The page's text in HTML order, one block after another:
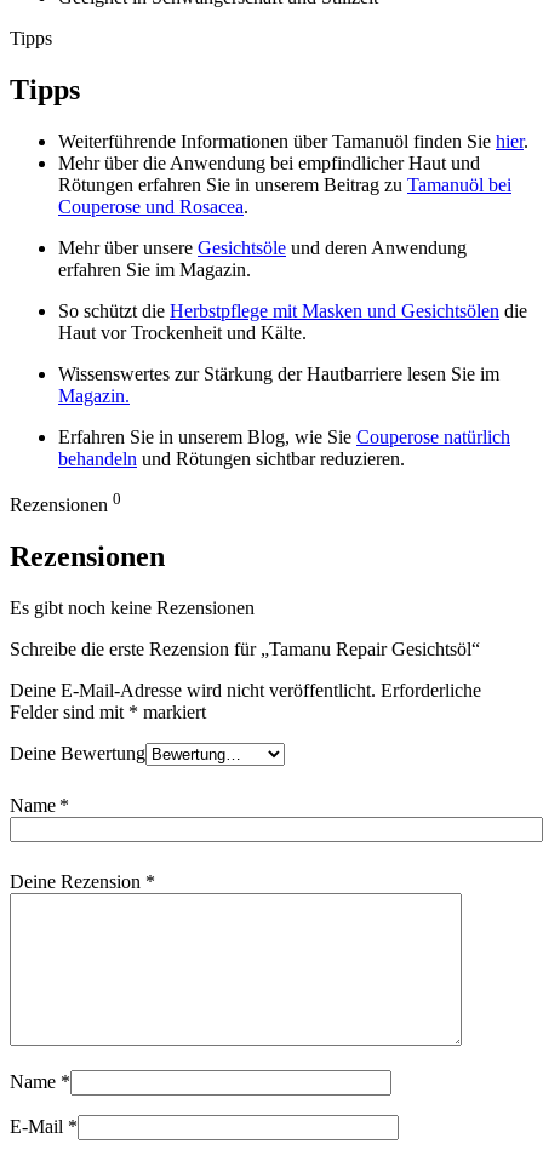
Tipps
Tipps
Weiterführende Informationen über Tamanuöl finden Sie hier.
Mehr über die Anwendung bei empfindlicher Haut und
Rötungen erfahren Sie in unserem Beitrag zu Tamanuöl bei
Couperose und Rosacea.
Mehr über unsere Gesichtsöle und deren Anwendung
erfahren Sie im Magazin.
So schützt die Herbstpflege mit Masken und Gesichtsölen die
Haut vor Trockenheit und Kälte.
Wissenswertes zur Stärkung der Hautbarriere lesen Sie im
Magazin.
Erfahren Sie in unserem Blog, wie Sie Couperose natürlich
behandeln und Rötungen sichtbar reduzieren.
Rezensionen 0
Rezensionen
Es gibt noch keine Rezensionen
Schreibe die erste Rezension für „Tamanu Repair Gesichtsöl“
Deine E-Mail-Adresse wird nicht veröffentlicht. Erforderliche
Felder sind mit * markiert
Deine Bewertung
Name *
Deine Rezension *
Name *
E-Mail *